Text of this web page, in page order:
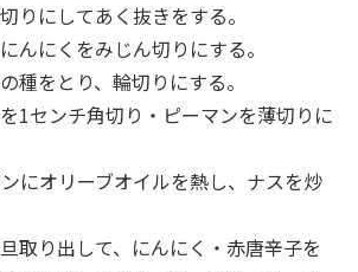
りにしてあく抜きをする。
んにくをみじん切りにする。
種をとり、輪切りにする。
1センチ角切り・ピーマンを薄切りに
にオリーブオイルを熱し、ナスを炒
取り出して、にんにく・赤唐辛子を